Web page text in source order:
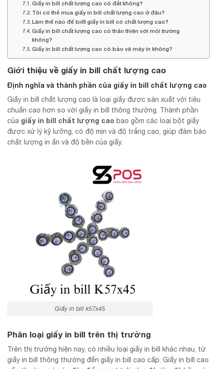
Giấy in bill chất lượng cao có đắt không?
Tôi có thể mua giấy in bill chất lượng cao ở đâu?
Làm thế nào để biết giấy in bill có chất lượng cao?
Giấy in bill chất lượng cao có thân thiện với môi trường
không?
Giấy in bill chất lượng cao có bảo vệ máy in không?
Giới thiệu về giấy in bill chất lượng cao
Định nghĩa và thành phần của giấy in bill chất lượng cao
Giấy in bill chất lượng cao là loại giấy được sản xuất với tiêu
chuẩn cao hơn so với giấy in bill thông thường. Thành phần
của giấy in bill chất lượng cao bao gồm các loại bột giấy
được xử lý kỹ lưỡng, có độ mịn và độ trắng cao, giúp đảm bảo
chất lượng in ấn và độ bền của giấy.
Giấy in bill k57x45
Phân loại giấy in bill trên thị trường
Trên thị trường hiện nay, có nhiều loại giấy in bill khác nhau, từ
giấy in bill thông thường đến giấy in bill cao cấp. Giấy in bill cao